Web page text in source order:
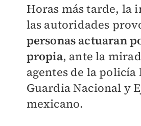
Horas más tarde, la
las autoridades
personas actuaran
propia, ante la
agentes de la
Guardia Nacional y
mexicano.